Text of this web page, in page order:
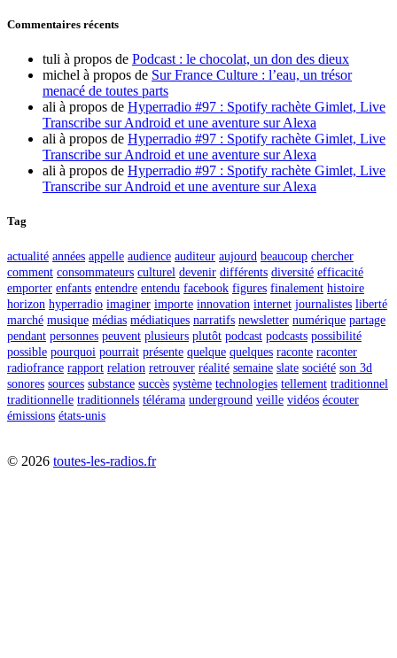
Commentaires récents
tuli à propos de Podcast : le chocolat, un don des dieux
michel à propos de Sur France Culture : l’eau, un trésor
menacé de toutes parts
ali à propos de Hyperradio #97 : Spotify rachète Gimlet, Live
Transcribe sur Android et une aventure sur Alexa
ali à propos de Hyperradio #97 : Spotify rachète Gimlet, Live
Transcribe sur Android et une aventure sur Alexa
ali à propos de Hyperradio #97 : Spotify rachète Gimlet, Live
Transcribe sur Android et une aventure sur Alexa
Tag
actualité années appelle audience auditeur aujourd beaucoup chercher
comment consommateurs culturel devenir différents diversité efficacité
emporter enfants entendre entendu facebook figures finalement histoire
horizon hyperradio imaginer importe innovation internet journalistes liberté
marché musique médias médiatiques narratifs newsletter numérique partage
pendant personnes peuvent plusieurs plutôt podcast podcasts possibilité
possible pourquoi pourrait présente quelque quelques raconte raconter
radiofrance rapport relation retrouver réalité semaine slate société son 3d
sonores sources substance succès système technologies tellement traditionnel
traditionnelle traditionnels télérama underground veille vidéos écouter
émissions états-unis
© 2026 toutes-les-radios.fr